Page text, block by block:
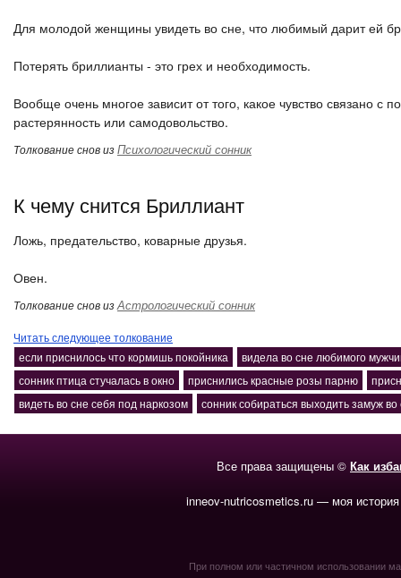
Для молодой женщины увидеть во сне, что любимый дарит ей
Потерять бриллианты - это грех и необходимость.
Вообще очень многое зависит от того, какое чувство связано
растерянность или самодовольство.
Толкование снов изПсихологический сонник
К чему снится Бриллиант
Ложь, предательство, коварные друзья.
Овен.
Толкование снов изАстрологический сонник
Читать следующее толкование
если приснилось что кормишь покойника
видела во сне любимого
сонник птица стучалась в окно
приснились красные розы парню
видеть во сне себя под наркозом
сонник собираться выходить замуж во
Все права защищены © Как
inneov-nutricosmetics.ru — моя
При полном или частичном использовании